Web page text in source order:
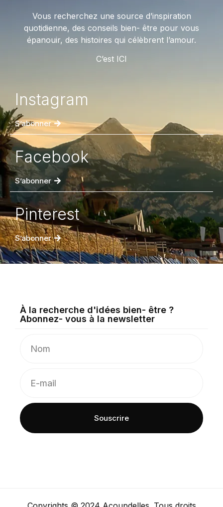
Vous recherchez une source d’inspiration
quotidienne, des conseils bien- être pour vous
épanouir, des histoires qui célèbrent l’amour.
C’est ICI
Instagram
S’abonner
Facebook
S’abonner
Pinterest
S’abonner
À la recherche d'idées bien- être ?
Abonnez- vous à la newsletter
Souscrire